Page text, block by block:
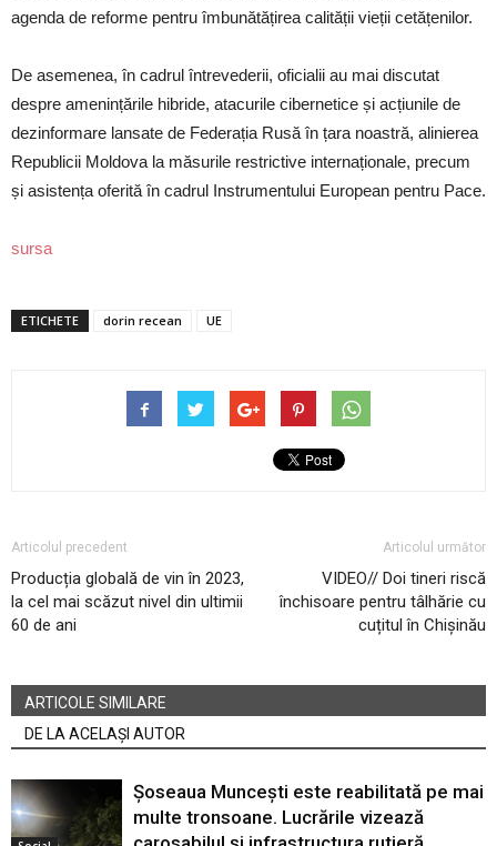
agenda de reforme pentru îmbunătățirea calității vieții cetățenilor.
De asemenea, în cadrul întrevederii, oficialii au mai discutat
despre amenințările hibride, atacurile cibernetice și acțiunile de
dezinformare lansate de Federația Rusă în țara noastră, alinierea
Republicii Moldova la măsurile restrictive internaționale, precum
și asistența oferită în cadrul Instrumentului European pentru Pace.
sursa
ETICHETE dorin recean UE
Articolul precedent
Producția globală de vin în 2023,
la cel mai scăzut nivel din ultimii
60 de ani
Articolul următor
VIDEO// Doi tineri riscă
închisoare pentru tâlhărie cu
cuțitul în Chișinău
ARTICOLE SIMILARE
DE LA ACELAȘI AUTOR
Șoseaua Muncești este reabilitată pe mai
multe tronsoane. Lucrările vizează